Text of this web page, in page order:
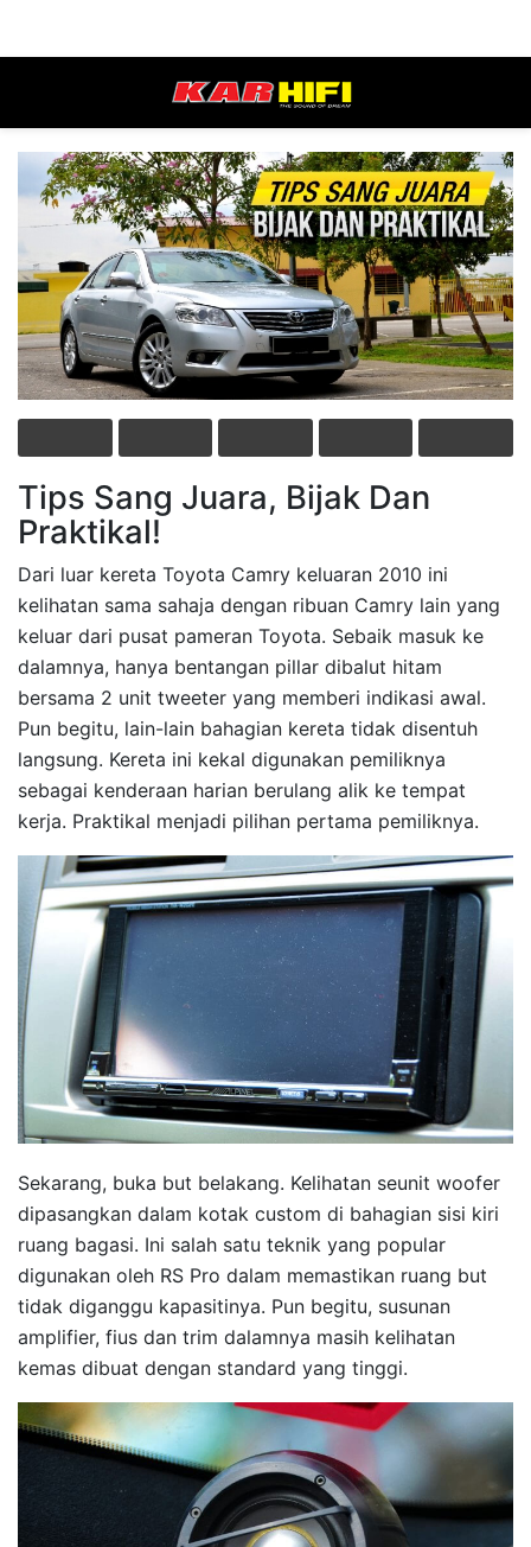
Tips Sang Juara, Bijak Dan
Praktikal!
Dari luar kereta Toyota Camry keluaran 2010 ini
kelihatan sama sahaja dengan ribuan Camry lain yang
keluar dari pusat pameran Toyota. Sebaik masuk ke
dalamnya, hanya bentangan pillar dibalut hitam
bersama 2 unit tweeter yang memberi indikasi awal.
Pun begitu, lain-lain bahagian kereta tidak disentuh
langsung. Kereta ini kekal digunakan pemiliknya
sebagai kenderaan harian berulang alik ke tempat
kerja. Praktikal menjadi pilihan pertama pemiliknya.
Sekarang, buka but belakang. Kelihatan seunit woofer
dipasangkan dalam kotak custom di bahagian sisi kiri
ruang bagasi. Ini salah satu teknik yang popular
digunakan oleh RS Pro dalam memastikan ruang but
tidak diganggu kapasitinya. Pun begitu, susunan
amplifier, fius dan trim dalamnya masih kelihatan
kemas dibuat dengan standard yang tinggi.